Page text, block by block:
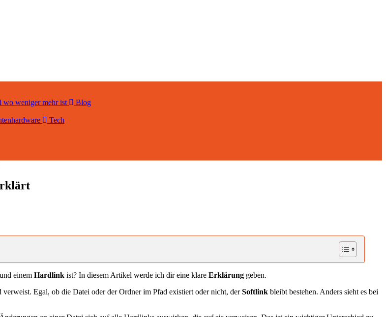
wo weniger mehr ist
Blog
Tech
und einem Hardlink ist? In diesem Artikel werde ich dir eine klare Erklärung geben.
verweist. Egal, ob die Datei oder der Ordner im Pfad existiert oder nicht, derSoftlink bleibt bestehen. Anders sieht es bei